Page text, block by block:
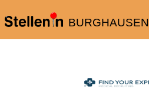
BURGHAUSEN